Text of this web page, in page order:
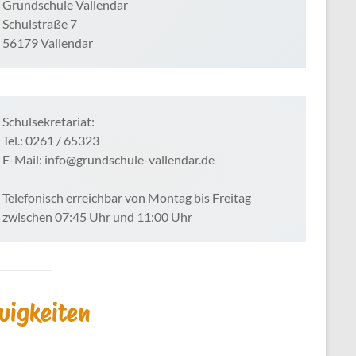
Grundschule Vallendar
Schulstraße 7
56179 Vallendar
Schulsekretariat:
Tel.: 0261 / 65323
E-Mail: info@grundschule-vallendar.de
Telefonisch erreichbar von Montag bis Freitag
zwischen 07:45 Uhr und 11:00 Uhr